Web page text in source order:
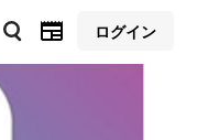
ログイン